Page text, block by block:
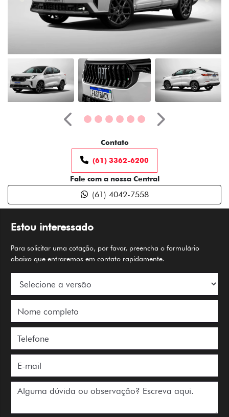
Estou interessado
Para solicitar uma cotação, por favor, preencha o formulário
abaixo que entraremos em contato rapidamente.
Anterior Próximo
Contato
(61) 3362-6200
Fale com a nossa Central
(61) 4042-7558